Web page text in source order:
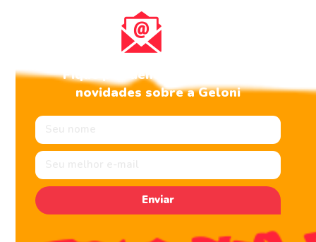
Fique por dentro de todas as
novidades sobre a Geloni
Enviar